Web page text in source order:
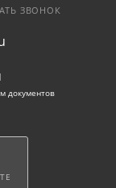
ЗВОНОК
документов